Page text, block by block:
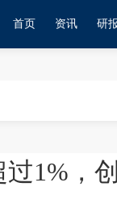
首页 资讯 研
1%，